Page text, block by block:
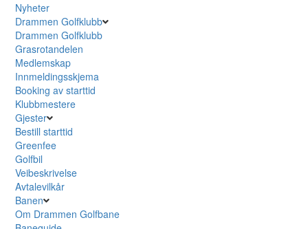
Nyheter
Drammen Golfklubb
Drammen Golfklubb
Grasrotandelen
Medlemskap
Innmeldingsskjema
Booking av starttid
Klubbmestere
Gjester
Bestill starttid
Greenfee
Golfbil
Veibeskrivelse
Avtalevilkår
Banen
Om Drammen Golfbane